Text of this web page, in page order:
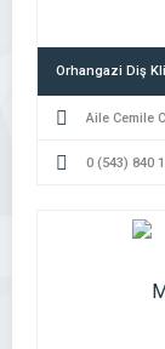
Orhangazi Diş
Aile Cemile
0 (543) 840